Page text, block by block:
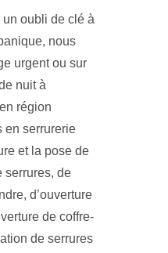
oubli de clé à
nous
urgent ou sur
nuit à
région
en serrurerie
et la pose de
serrures, de
d’ouverture
de coffre-
de serrures